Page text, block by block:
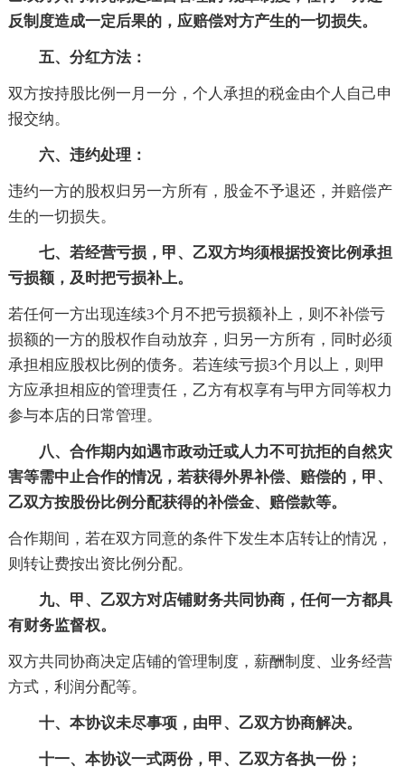
反制度造成一定后果的，应赔偿对方产生的一切损失。
五、分红方法：
双方按持股比例一月一分，个人承担的税金由个人自己申
报交纳。
六、违约处理：
违约一方的股权归另一方所有，股金不予退还，并赔偿产
生的一切损失。
七、若经营亏损，甲、乙双方均须根据投资比例承担
亏损额，及时把亏损补上。
若任何一方出现连续3个月不把亏损额补上，则不补偿亏
损额的一方的股权作自动放弃，归另一方所有，同时必须
承担相应股权比例的债务。若连续亏损3个月以上，则甲
方应承担相应的管理责任，乙方有权享有与甲方同等权力
参与本店的日常管理。
八、合作期内如遇市政动迁或人力不可抗拒的自然灾
害等需中止合作的情况，若获得外界补偿、赔偿的，甲、
乙双方按股份比例分配获得的补偿金、赔偿款等。
合作期间，若在双方同意的条件下发生本店转让的情况，
则转让费按出资比例分配。
九、甲、乙双方对店铺财务共同协商，任何一方都具
有财务监督权。
双方共同协商决定店铺的管理制度，薪酬制度、业务经营
方式，利润分配等。
十、本协议未尽事项，由甲、乙双方协商解决。
十一、本协议一式两份，甲、乙双方各执一份；